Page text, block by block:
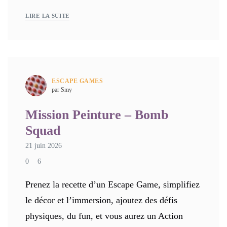
LIRE LA SUITE
ESCAPE GAMES
par Smy
Mission Peinture – Bomb
Squad
21 juin 2026
0 6
Prenez la recette d’un Escape Game, simplifiez
le décor et l’immersion, ajoutez des défis
physiques, du fun, et vous aurez un Action